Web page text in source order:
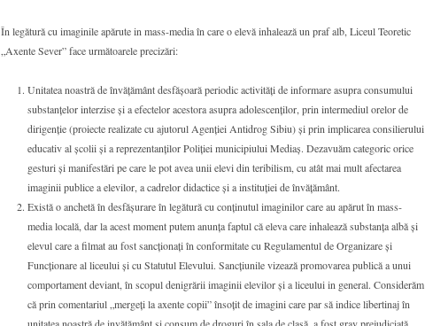
În legătură cu imaginile apărute in mass-media în care o elevă inhalează un praf alb, Liceul Teoretic
„Axente Sever” face următoarele precizări:
Unitatea noastră de învățământ desfășoară periodic activități de informare asupra consumului
substanțelor interzise și a efectelor acestora asupra adolescenților, prin intermediul orelor de
dirigenție (proiecte realizate cu ajutorul Agenției Antidrog Sibiu) și prin implicarea consilierului
educativ al școlii și a reprezentanților Poliției municipiului Mediaș. Dezavuăm categoric orice
gesturi și manifestări pe care le pot avea unii elevi din teribilism, cu atât mai mult afectarea
imaginii publice a elevilor, a cadrelor didactice și a instituției de învățământ.
Există o anchetă în desfășurare în legătură cu conținutul imaginilor care au apărut în mass-
media locală, dar la acest moment putem anunța faptul că eleva care inhalează substanța albă și
elevul care a filmat au fost sancționați în conformitate cu Regulamentul de Organizare și
Funcționare al liceului și cu Statutul Elevului. Sancțiunile vizează promovarea publică a unui
comportament deviant, în scopul denigrării imaginii elevilor și a liceului in general. Considerăm
că prin comentariul „mergeți la axente copii” însoțit de imagini care par să indice libertinaj în